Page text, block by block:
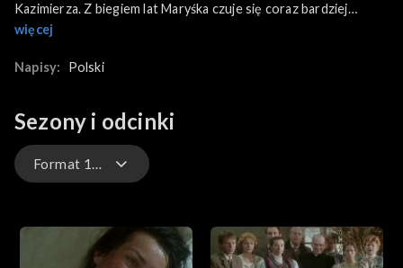
Kazimierza. Z biegiem lat Maryśka czuje się coraz bardziej
zaniedbywana przez męża i zapada na zdrowiu.
więcej
Napisy: Polski
Sezony i odcinki
Format 16x9
Format oryginalny